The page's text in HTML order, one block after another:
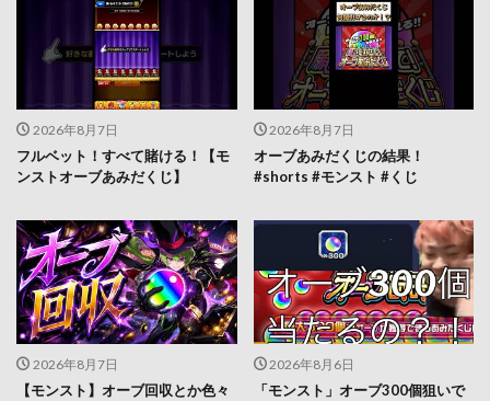
2026年8月7日
フルベット！すべて賭ける！【モ
ンストオーブあみだくじ】
2026年8月7日
オーブあみだくじの結果！
#shorts #モンスト #くじ
2026年8月7日
【モンスト】オーブ回収とか色々
2026年8月6日
「モンスト」オーブ300個狙いで